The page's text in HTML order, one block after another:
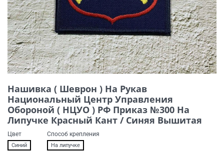
Нашивка ( Шеврон ) На Рукав
Национальный Центр Управления
Обороной ( НЦУО ) РФ Приказ №300 На
Липучке Красный Кант / Синяя Вышитая
Цвет
Синий
Способ крепления
На липучке